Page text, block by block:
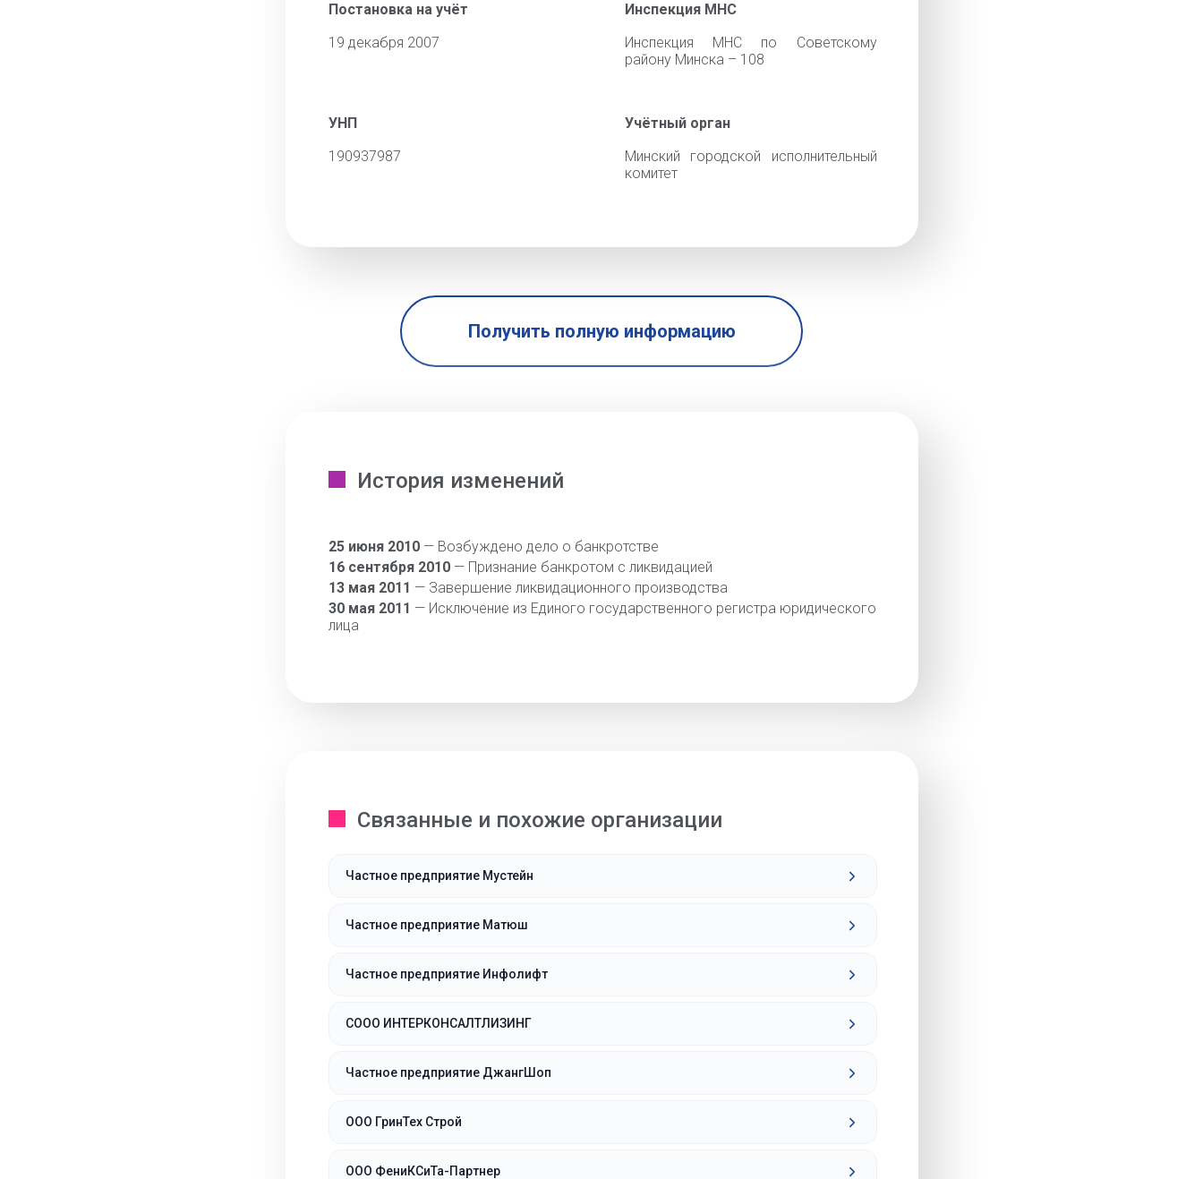
Постановка на учёт
19 декабря 2007
Инспекция МНС
Инспекция МНС по Советскому
району Минска – 108
УНП
190937987
Учётный орган
Минский городской исполнительный
комитет
Получить полную информацию
История изменений
25 июня 2010— Возбуждено дело о банкротстве
16 сентября 2010— Признание банкротом с ликвидацией
13 мая 2011 — Завершение ликвидационного производства
30 мая 2011 — Исключение из Единого государственного регистра юридического
лица
Связанные и похожие организации
Частное предприятие Мустейн
Частное предприятие Матюш
Частное предприятие Инфолифт
СООО ИНТЕРКОНСАЛТЛИЗИНГ
Частное предприятие ДжангШоп
ООО ГринТех Строй
ООО ФениКСиТа-Партнер